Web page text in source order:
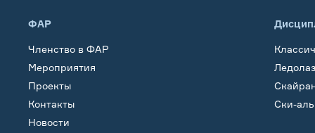
ФАР
Членство в ФАР
Мероприятия
Проекты
Контакты
Новости
Ски-